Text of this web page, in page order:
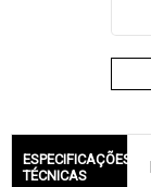
ESPECIFICAÇÕES
TÉCNICAS